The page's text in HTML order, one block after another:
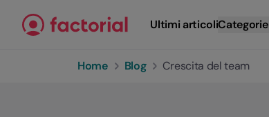
Ultimi articoliCategorie
Home Blog Crescita del team